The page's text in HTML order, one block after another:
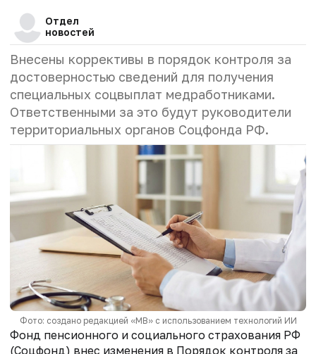
Отдел
новостей
Внесены коррективы в порядок контроля за
достоверностью сведений для получения
специальных соцвыплат медработниками.
Ответственными за это будут руководители
территориальных органов Соцфонда РФ.
Фото: создано редакцией «МВ» с использованием технологий ИИ
Фонд пенсионного и социального страхования РФ
(Соцфонд) внес изменения в Порядок контроля за